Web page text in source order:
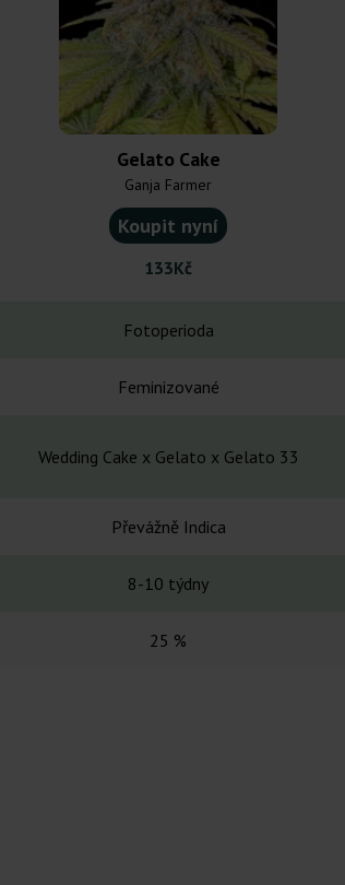
Gelato Cake
Ganja Farmer
Koupit nyní
133Kč
Fotoperioda
Feminizované
Wedding Cake x Gelato x Gelato 33
Převážně Indica
8-10 týdny
25 %